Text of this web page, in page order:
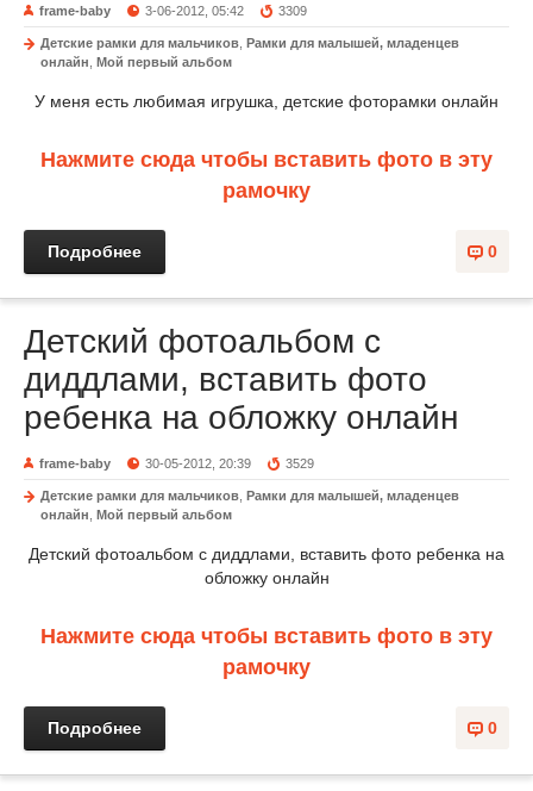
frame-baby 3-06-2012, 05:42 3309
Детские рамки для мальчиков Рамки для малышей, младенцев
онлайн Мой первый альбом
У меня есть любимая игрушка, детские фоторамки онлайн
Нажмите сюда чтобы вставить фото в эту
рамочку
0
Подробнее
Детский фотоальбом с
диддлами, вставить фото
ребенка на обложку онлайн
frame-baby 30-05-2012, 20:39 3529
Детские рамки для мальчиков Рамки для малышей, младенцев
онлайн Мой первый альбом
Детский фотоальбом с диддлами, вставить фото ребенка на
обложку онлайн
Нажмите сюда чтобы вставить фото в эту
рамочку
0
Подробнее